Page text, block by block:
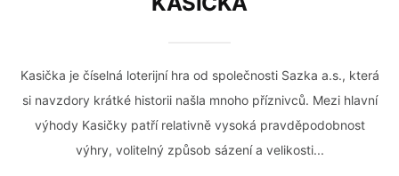
Kasička je číselná loterijní hra od společnosti Sazka a.s., která
si navzdory krátké historii našla mnoho příznivců. Mezi hlavní
výhody Kasičky patří relativně vysoká pravděpodobnost
výhry, volitelný způsob sázení a velikosti...